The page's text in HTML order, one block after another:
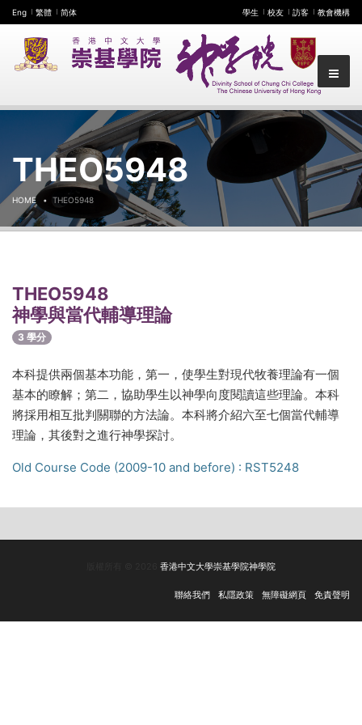
Eng 繁體 简体 學生 校友 訪客 教會機構
THEO5948
HOME THEO5948
THEO5948
神學與當代輔導理論
3 學分
本科提供兩個基本功能，第一，使學生對現代牧養理論有一個
基本的瞭解；第二，協助學生以神學向度閱讀這些理論。本科
將採用相互批判關聯的方法論。本科將介紹六至七個當代輔導
理論，其後對之進行神學探討。
Old Course Code (2009-10 and before) : RST5248
香港中文大學崇基學院神學院
免責聲明
無障礙網頁
私隱政策
聯絡我們